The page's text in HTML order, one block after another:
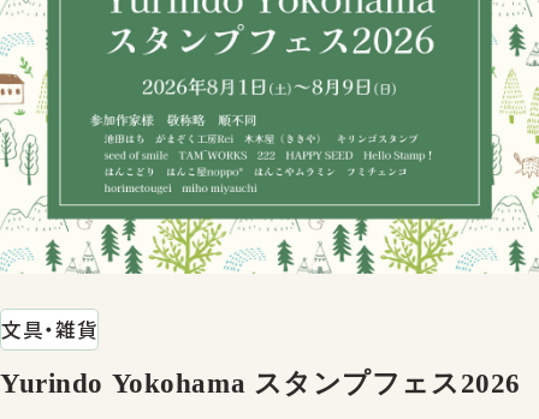
文具・雑貨
Yurindo Yokohama スタンプフェス2026